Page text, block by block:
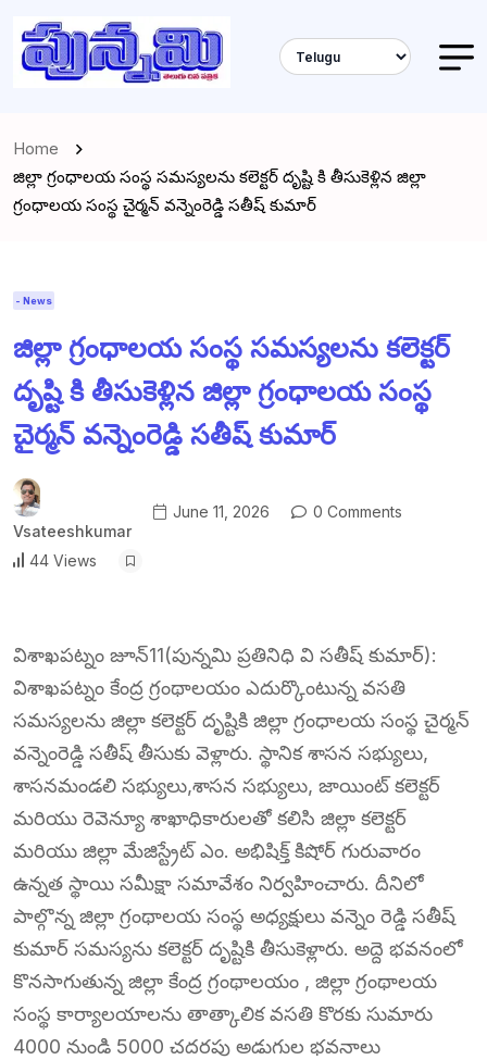
Home
జిల్లా గ్రంధాలయ సంస్థ సమస్యలను కలెక్టర్ దృష్టి కి తీసుకెళ్లిన జిల్లా
గ్రంధాలయ సంస్థ చైర్మన్ వన్నెంరెడ్డి సతీష్ కుమార్
- News
జిల్లా గ్రంధాలయ సంస్థ సమస్యలను కలెక్టర్
దృష్టి కి తీసుకెళ్లిన జిల్లా గ్రంధాలయ సంస్థ
చైర్మన్ వన్నెంరెడ్డి సతీష్ కుమార్
Vsateeshkumar
June 11, 2026 0 Comments
44 Views
విశాఖపట్నం జూన్11(పున్నమి ప్రతినిధి వి సతీష్ కుమార్):
విశాఖపట్నం కేంద్ర గ్రంథాలయం ఎదుర్కొంటున్న వసతి
సమస్యలను జిల్లా కలెక్టర్ దృష్టికి జిల్లా గ్రంధాలయ సంస్థ చైర్మన్
వన్నెంరెడ్డి సతీష్ తీసుకు వెళ్లారు. స్థానిక శాసన సభ్యులు,
శాసనమండలి సభ్యులు,శాసన సభ్యులు, జాయింట్ కలెక్టర్
మరియు రెవెన్యూ శాఖాధికారులతో కలిసి జిల్లా కలెక్టర్
మరియు జిల్లా మేజిస్ట్రేట్ ఎం. అభిషిక్త్ కిషోర్ గురువారం
ఉన్నత స్థాయి సమీక్షా సమావేశం నిర్వహించారు. దీనిలో
పాల్గొన్న జిల్లా గ్రంథాలయ సంస్థ అధ్యక్షులు వన్నెం రెడ్డి సతీష్
కుమార్ సమస్యను కలెక్టర్ దృష్టికి తీసుకెళ్లారు. అద్దె భవనంలో
కొనసాగుతున్న జిల్లా కేంద్ర గ్రంథాలయం , జిల్లా గ్రంథాలయ
సంస్థ కార్యాలయాలను తాత్కాలిక వసతి కొరకు సుమారు
4000 నుండి 5000 చదరపు అడుగుల భవనాలు